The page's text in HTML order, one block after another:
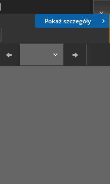
Pokaż szczegóły